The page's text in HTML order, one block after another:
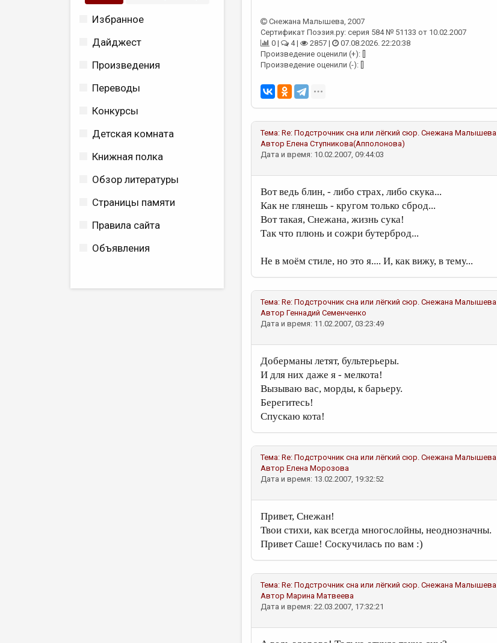
Избранное
Дайджест
Произведения
Переводы
Конкурсы
Детская комната
Книжная полка
Обзор литературы
Страницы памяти
Правила сайта
Объявления
Снежана Малышева, 2007
Сертификат Поэзия.ру: серия 584 № 51133 от 10.02.2007
0 |
4 | 2857 |
07.08.2026. 22:20:38
Произведение оценили (+): []
Произведение оценили (-): []
Тема: Re: Подстрочник сна или лёгкий сюр. Снежана Малышева
Автор Елена Ступникова(Апполонова)
Дата и время: 10.02.2007, 09:44:03
Вот ведь блин, - либо страх, либо скука...
Как не глянешь - кругом только сброд...
Вот такая, Снежана, жизнь сука!
Так что плюнь и сожри бутерброд...
Не в моём стиле, но это я.... И, как вижу, в тему...
Тема: Re: Подстрочник сна или лёгкий сюр. Снежана Малышева
Автор Геннадий Семенченко
Дата и время: 11.02.2007, 03:23:49
Доберманы летят, бультерьеры.
И для них даже я - мелкота!
Вызываю вас, морды, к барьеру.
Берегитесь!
Спускаю кота!
Тема: Re: Подстрочник сна или лёгкий сюр. Снежана Малышева
Автор Елена Морозова
Дата и время: 13.02.2007, 19:32:52
Привет, Снежан!
Твои стихи, как всегда многослойны, неоднозначны.
Привет Саше! Соскучилась по вам :)
Тема: Re: Подстрочник сна или лёгкий сюр. Снежана Малышева
Автор Марина Матвеева
Дата и время: 22.03.2007, 17:32:21